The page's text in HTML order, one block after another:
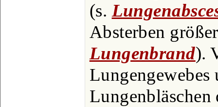
(s.
Absterben
Lungenbrand).
Lungengewebes